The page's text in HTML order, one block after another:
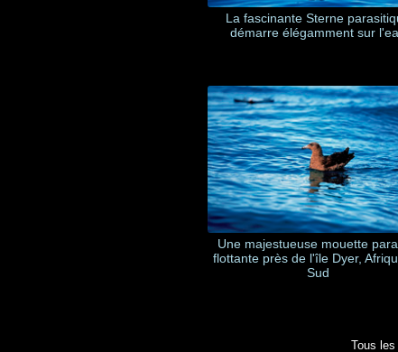
La fascinante Sterne
démarre élégamment sur
Une majestueuse mouette
flottante près de l'île Dyer,
Sud
Tous